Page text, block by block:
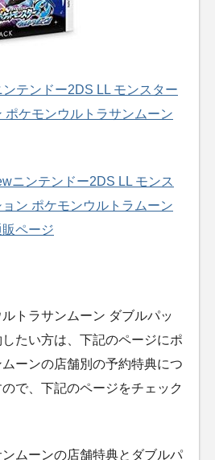
テンドー2DS LL モンスター
ポケモンウルトラサンムーン
ニンテンドー2DS LL モンス
ン ポケモンウルトラムーン
ページ
トラサンムーン ダブルパッ
たい方は、下記のページにポ
ーンの店舗別の予約特典につ
で、下記のページをチェック
ムーンの店舗特典とダブルパ